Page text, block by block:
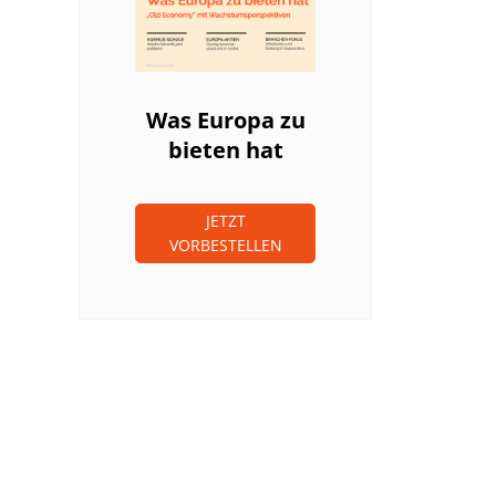
Was Europa zu
bieten hat
JETZT
VORBESTELLEN